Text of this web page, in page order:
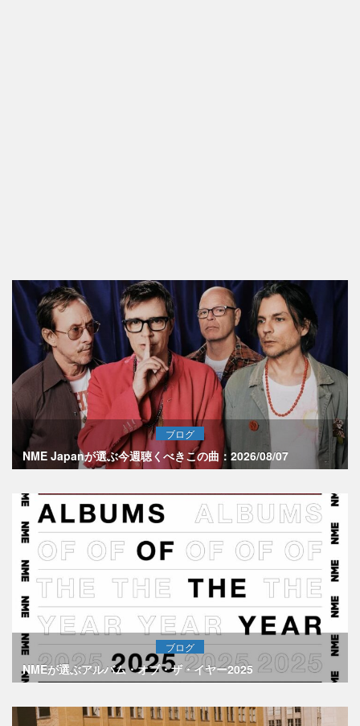
ブログ
NME Japanが選ぶ今週聴くべきこの曲：2026/08/07
ブログ
NMEが選ぶアルバム・オブ・ザ・イヤー2025